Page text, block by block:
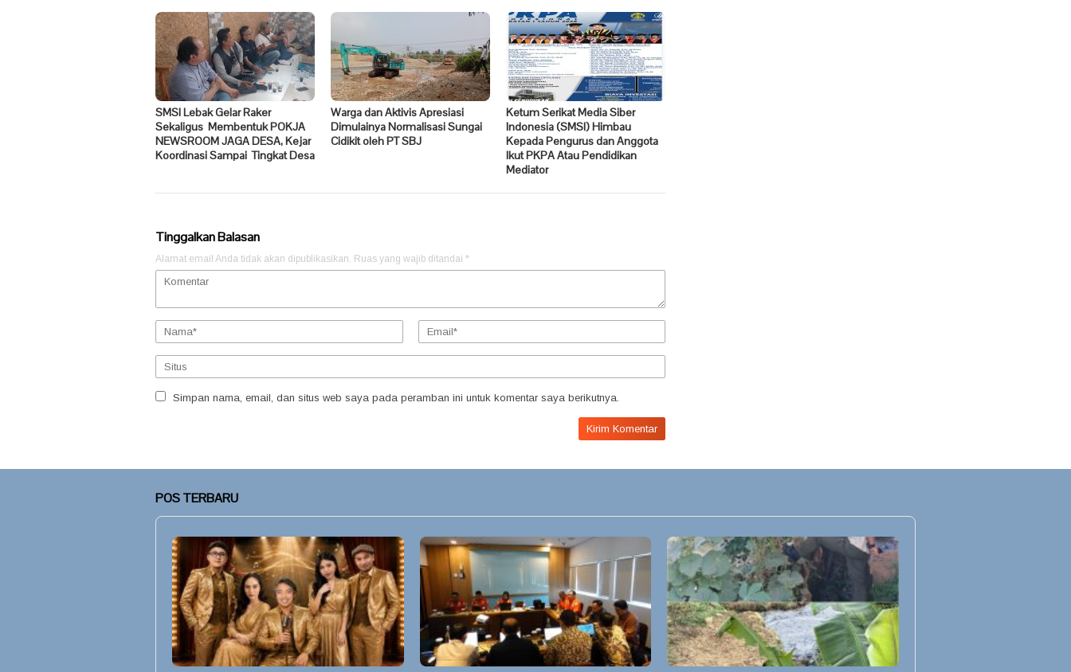
SMSI Lebak Gelar Raker
Sekaligus Membentuk POKJA
NEWSROOM JAGA DESA, Kejar
Koordinasi Sampai Tingkat Desa
Warga dan Aktivis Apresiasi
Dimulainya Normalisasi Sungai
Cidikit oleh PT SBJ
Ketum Serikat Media Siber
Indonesia (SMSI) Himbau
Kepada Pengurus dan Anggota
Ikut PKPA Atau Pendidikan
Mediator
Tinggalkan Balasan
Alamat email Anda tidak akan dipublikasikan. Ruas yang wajib ditandai *
Simpan nama, email, dan situs web saya pada peramban ini untuk komentar saya berikutnya.
POS TERBARU